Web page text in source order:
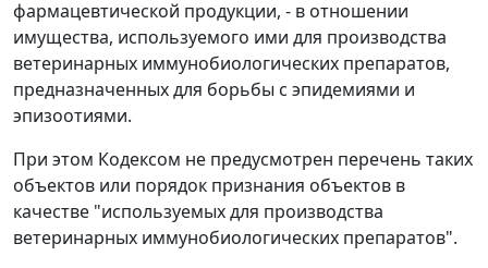
фармацевтической продукции, - в отношении
имущества, используемого ими для производства
ветеринарных иммунобиологических препаратов,
предназначенных для борьбы с эпидемиями и
эпизоотиями.
При этом Кодексом не предусмотрен перечень таких
объектов или порядок признания объектов в
качестве "используемых для производства
ветеринарных иммунобиологических препаратов".